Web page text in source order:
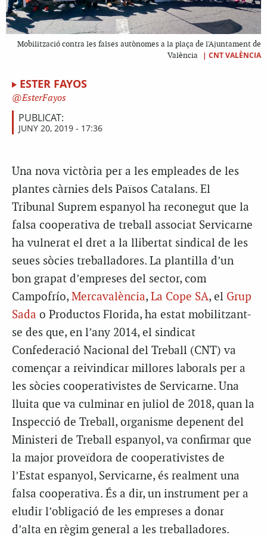
Mobilització contra les falses autònomes a la plaça de l'Ajuntament de
València
| CNT VALÈNCIA
ESTER FAYOS
EsterFayos
PUBLICAT:
JUNY 20, 2019 - 17:36
Una nova victòria per a les empleades de les
plantes càrnies dels Països Catalans. El
Tribunal Suprem espanyol ha reconegut que la
falsa cooperativa de treball associat Servicarne
ha vulnerat el dret a la llibertat sindical de les
seues sòcies treballadores. La plantilla d’un
bon grapat d’empreses del sector, com
Campofrío, Mercavalència, La Cope SA, el Grup
Sada o Productos Florida, ha estat mobilitzant-
se des que, en l’any 2014, el sindicat
Confederació Nacional del Treball (CNT) va
començar a reivindicar millores laborals per a
les sòcies cooperativistes de Servicarne. Una
lluita que va culminar en juliol de 2018, quan la
Inspecció de Treball, organisme depenent del
Ministeri de Treball espanyol, va confirmar que
la major proveïdora de cooperativistes de
l’Estat espanyol, Servicarne, és realment una
falsa cooperativa. És a dir, un instrument per a
eludir l’obligació de les empreses a donar
d’alta en règim general a les treballadores.